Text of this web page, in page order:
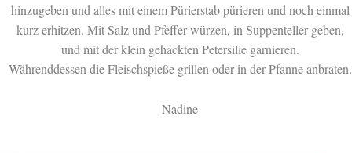
hinzugeben und alles mit einem Pürierstab pürieren und noch einmal
kurz erhitzen. Mit Salz und Pfeffer würzen, in Suppenteller geben,
und mit der klein gehackten Petersilie garnieren.
Währenddessen die Fleischspieße grillen oder in der Pfanne anbraten.
Nadine